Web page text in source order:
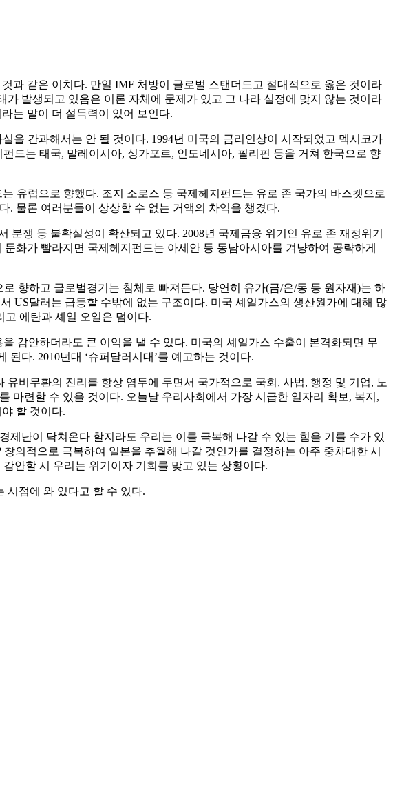
과 같은 이치다. 만일 IMF 처방이 글로벌 스탠더드고 절대적으로 옳은 것이라
발생되고 있음은 이론 자체에 문제가 있고 그 나라 실정에 맞지 않는 것이라
는 말이 더 설득력이 있어 보인다.
을 간과해서는 안 될 것이다. 1994년 미국의 금리인상이 시작되었고 멕시코가
드는 태국, 말레이시아, 싱가포르, 인도네시아, 필리핀 등을 거쳐 한국으로 향
유럽으로 향했다. 조지 소로스 등 국제헤지펀드는 유로 존 국가의 바스켓으로
. 물론 여러분들이 상상할 수 없는 거액의 차익을 챙겼다.
쟁 등 불확실성이 확산되고 있다. 2008년 국제금융 위기인 유로 존 재정위기
화가 빨라지면 국제헤지펀드는 아세안 등 동남아시아를 겨냥하여 공략하게
향하고 글로벌경기는 침체로 빠져든다. 당연히 유가(금/은/동 등 원자재)는 하
US달러는 급등할 수밖에 없는 구조이다. 미국 셰일가스의 생산원가에 대해 많
에탄과 셰일 오일은 덤이다.
감안하더라도 큰 이익을 낼 수 있다. 미국의 셰일가스 수출이 본격화되면 무
다. 2010년대 ‘슈퍼달러시대’를 예고하는 것이다.
비무환의 진리를 항상 염두에 두면서 국가적으로 국회, 사법, 행정 및 기업, 노
마련할 수 있을 것이다. 오늘날 우리사회에서 가장 시급한 일자리 확보, 복지,
할 것이다.
난이 닥쳐온다 할지라도 우리는 이를 극복해 나갈 수 있는 힘을 기를 수가 있
의적으로 극복하여 일본을 추월해 나갈 것인가를 결정하는 아주 중차대한 시
안할 시 우리는 위기이자 기회를 맞고 있는 상황이다.
시점에 와 있다고 할 수 있다.